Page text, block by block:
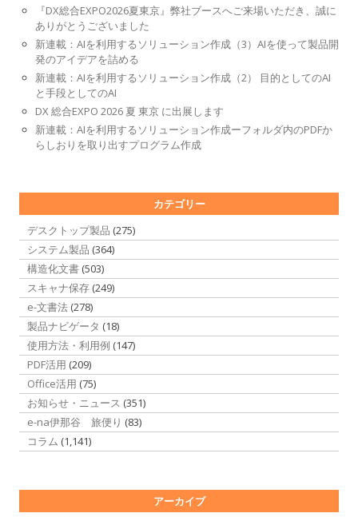
『DX総合EXPO2026夏東京』弊社ブースへご来場いただき、誠に
ありがとうございました
新連載：AIを利用するソリューション作成（3）AIを使って製品開
発のアイデアを詰める
新連載：AIを利用するソリューション作成（2） 目的としてのAI
と手段としてのAI
DX 総合EXPO 2026 夏 東京 に出展します
新連載：AIを利用するソリューション作成ーフォルダ内のPDFか
らしおりを取り出すプログラム作成
カテゴリー
デスクトップ製品 (275)
システム製品 (364)
構造化文書 (503)
スキャナ保存 (249)
e-文書法 (278)
製品ナビゲータ (18)
使用方法・利用例 (147)
PDF活用 (209)
Office活用 (75)
お知らせ・ニュース (351)
e-na伊那谷 旅便り (83)
コラム (1,141)
アーカイブ